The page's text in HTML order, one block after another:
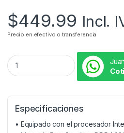
$449.99 Incl.
Precio en efectivo o transferencia
Juan
Especificaciones
• Equipado con el procesador Intel